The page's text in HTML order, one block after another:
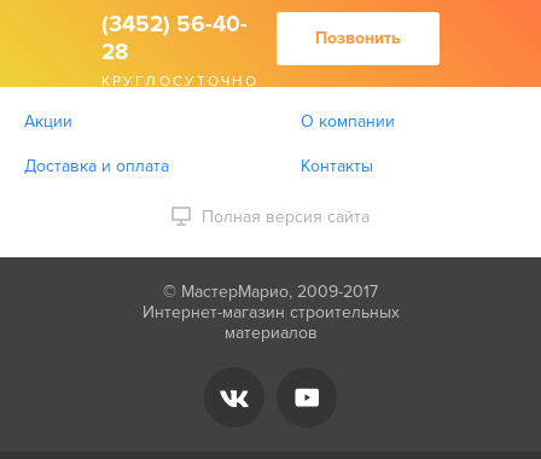
(3452) 56-40-
28
КРУГЛОСУТОЧНО
Позвонить
Акции О компании
Доставка и оплата Контакты
Полная версия сайта
© МастерМарио, 2009-2017
Интернет-магазин строительных
материалов